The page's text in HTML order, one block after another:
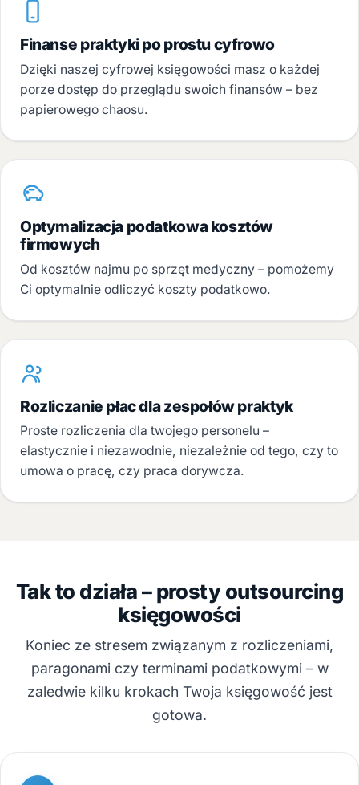
Finanse praktyki po prostu cyfrowo
Dzięki naszej cyfrowej księgowości masz o każdej
porze dostęp do przeglądu swoich finansów – bez
papierowego chaosu.
Optymalizacja podatkowa kosztów
firmowych
Od kosztów najmu po sprzęt medyczny – pomożemy
Ci optymalnie odliczyć koszty podatkowo.
Rozliczanie płac dla zespołów praktyk
Proste rozliczenia dla twojego personelu –
elastycznie i niezawodnie, niezależnie od tego, czy to
umowa o pracę, czy praca dorywcza.
Tak to działa – prosty outsourcing
księgowości
Koniec ze stresem związanym z rozliczeniami,
paragonami czy terminami podatkowymi – w
zaledwie kilku krokach Twoja księgowość jest
gotowa.